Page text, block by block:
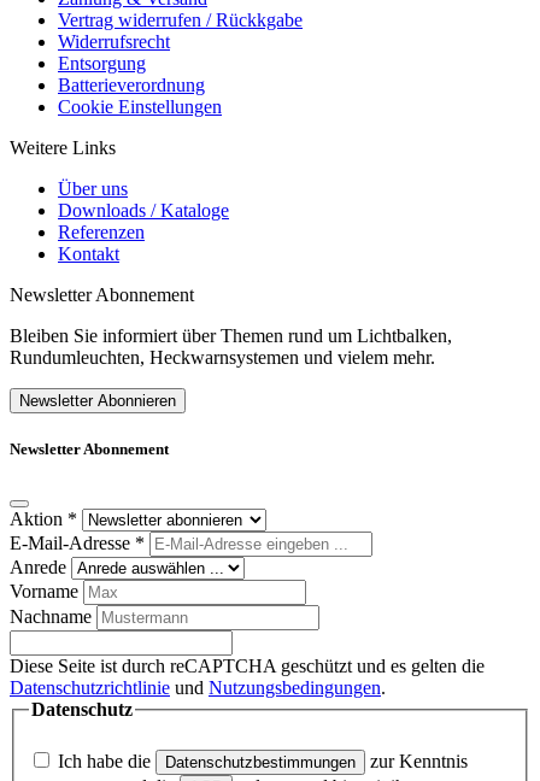
Vertrag widerrufen / Rückkgabe
Widerrufsrecht
Entsorgung
Batterieverordnung
Cookie Einstellungen
Weitere Links
Über uns
Downloads / Kataloge
Referenzen
Kontakt
Newsletter Abonnement
Bleiben Sie informiert über Themen rund um Lichtbalken,
Rundumleuchten, Heckwarnsystemen und vielem mehr.
Newsletter Abonnieren
Newsletter Abonnement
Aktion *
E-Mail-Adresse *
Anrede
Vorname
Nachname
Diese Seite ist durch reCAPTCHA geschützt und es gelten die
Datenschutzrichtlinie und Nutzungsbedingungen.
Datenschutz
Ich habe die Datenschutzbestimmungen
zur Kenntnis